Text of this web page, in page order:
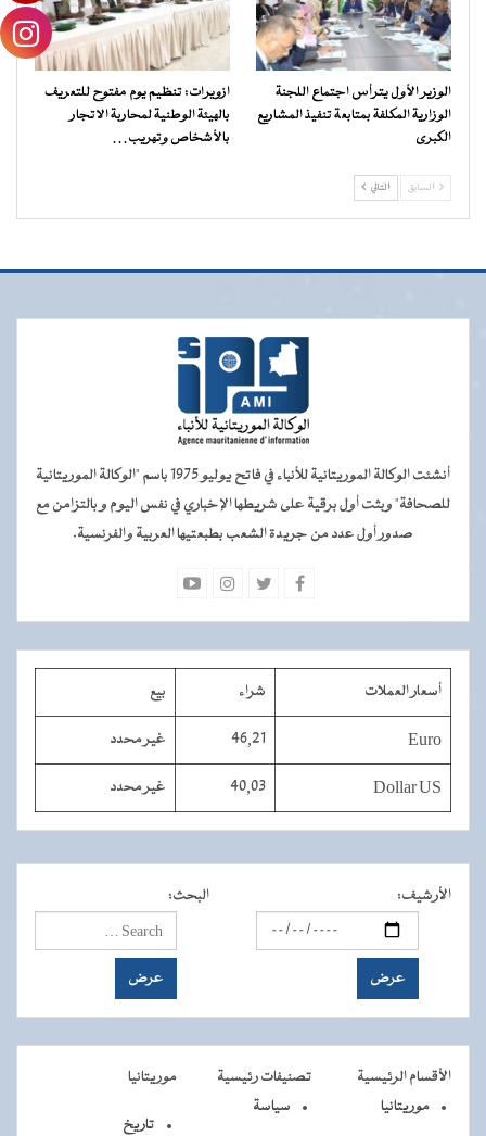
الوزير الأول يترأس اجتماع اللجنة
الوزارية المكلفة بمتابعة تنفيذ المشاريع
الكبرى
ازويرات: تنظيم يوم مفتوح للتعريف
بالهيئة الوطنية لمحاربة الاتجار
بالأشخاص وتهريب…
السابق التالي
أنشئت الوكالة الموريتانية للأنباء في فاتح يوليو 1975 باسم "الوكالة الموريتانية
للصحافة" وبثت أول برقية على شريطها الإخباري في نفس اليوم و بالتزامن مع
صدور أول عدد من جريدة الشعب بطبعتيها العربية والفرنسية.
أسعار العملات شراء بيع
Euro
46,21 غير محدد
Dollar US
40,03 غير محدد
الأرشيف: البحث:
الأقسام الرئيسية تصنيفات رئيسية
موريتانيا
موريتانيا
سياسة
تاريخ